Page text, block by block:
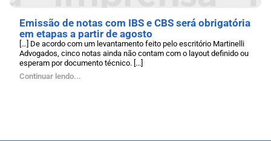
Emissão de notas com IBS e CBS será obrigatória
em etapas a partir de agosto
[…] De acordo com um levantamento feito pelo escritório Martinelli
Advogados, cinco notas ainda não contam com o layout definido ou
esperam por documento técnico. [...]
Continuar lendo...